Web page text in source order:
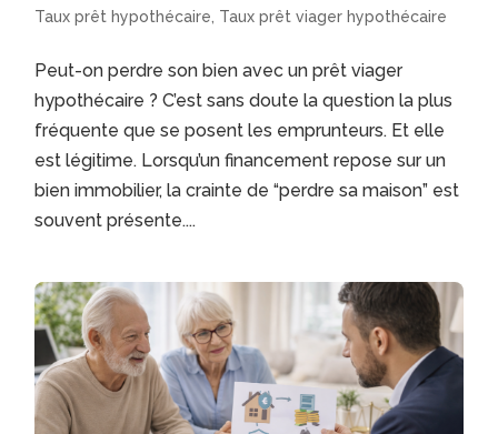
Taux prêt hypothécaire Taux prêt viager hypothécaire
Peut-on perdre son bien avec un prêt viager
hypothécaire ? C’est sans doute la question la plus
fréquente que se posent les emprunteurs. Et elle
est légitime. Lorsqu’un financement repose sur un
bien immobilier, la crainte de “perdre sa maison” est
souvent présente....